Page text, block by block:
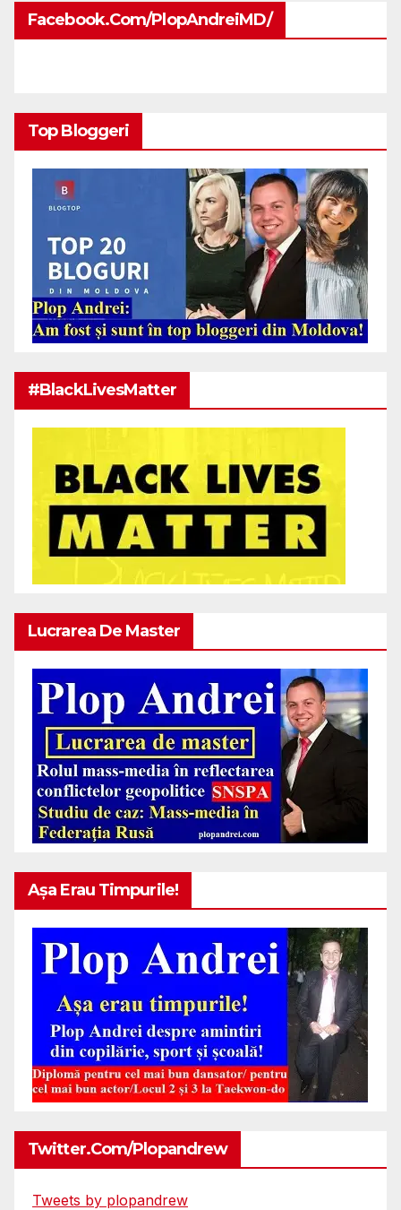
Facebook.com/PlopAndreiMD/
Top Bloggeri
#BlackLivesMatter
Lucrarea De Master
Așa Erau Timpurile!
Twitter.com/plopandrew
Tweets by plopandrew